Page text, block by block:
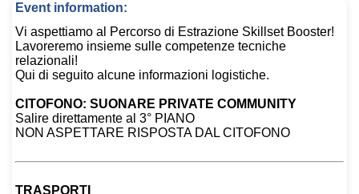
Event information:
Vi aspettiamo al Percorso di Estrazione Skillset Booster!
Lavoreremo insieme sulle competenze tecniche
relazionali!
Qui di seguito alcune informazioni logistiche.
CITOFONO: SUONARE PRIVATE COMMUNITY
Salire direttamente al 3° PIANO
NON ASPETTARE RISPOSTA DAL CITOFONO
TRASPORTI